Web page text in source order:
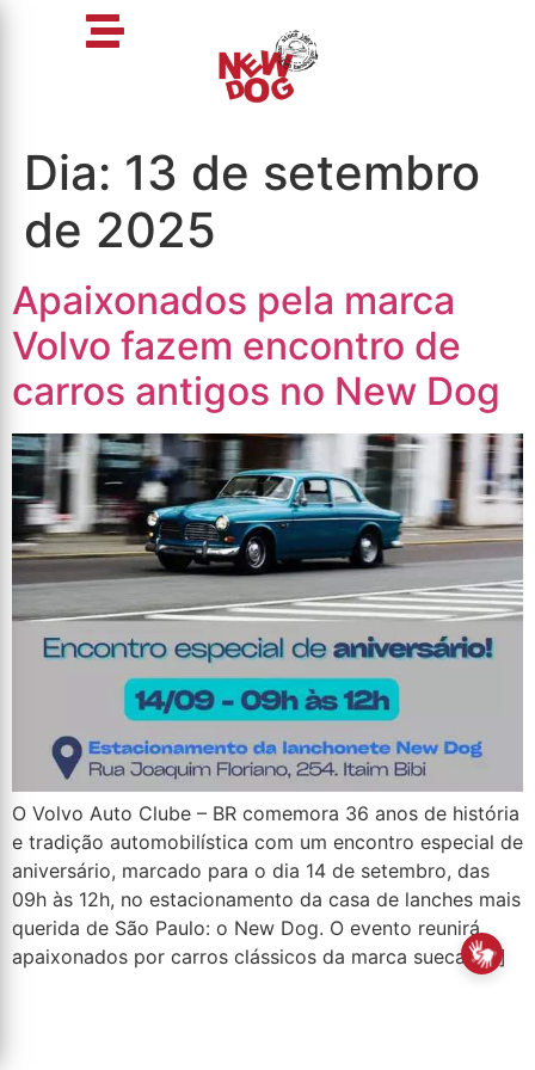
Dia: 13 de setembro
de 2025
Apaixonados pela marca
Volvo fazem encontro de
carros antigos no New Dog
O Volvo Auto Clube – BR comemora 36 anos de história
e tradição automobilística com um encontro especial de
aniversário, marcado para o dia 14 de setembro, das
09h às 12h, no estacionamento da casa de lanches mais
querida de São Paulo: o New Dog. O evento reunirá
apaixonados por carros clássicos da marca sueca, […]